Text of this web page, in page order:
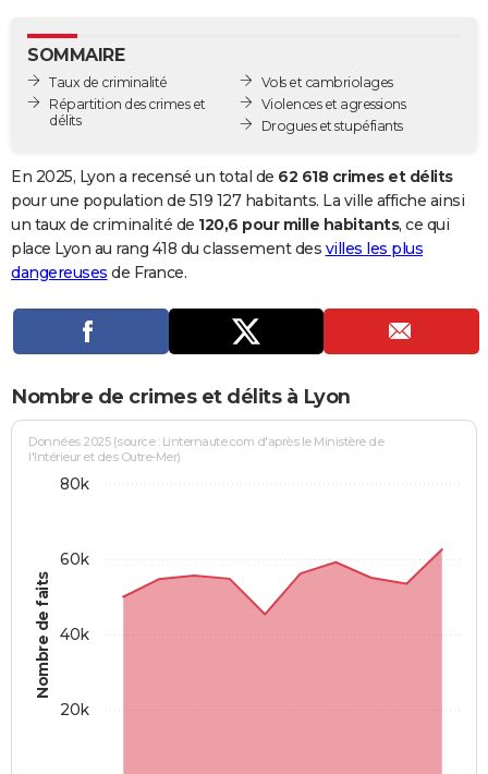
GUIDES D'ACHAT
BONS PLANS
Carte de Noël
Carte Bonne année
Carte Saint-Valentin
Carte Pâques
Carte d'anniversaire
DICTIONNAIRE
Dictionnaire
Biographies
Citations
Expressions
Proverbes
PROGRAMME TV
Se connecter
Entreprises
Service militaire
Avis de recherche
AVIS DE DÉCÈS
Bricolage
Lifestyle
Culture
Sport
Auto
Television
Voyage
Cinema
SOMMAIRE
Taux de criminalité
Répartition des crimes et
délits
Vols et cambriolages
Violences et agressions
Drogues et stupéfiants
En 2025, Lyon a recensé un total de 62 618 crimes et délits
pour une population de 519 127 habitants. La ville affiche ainsi
un taux de criminalité de 120,6 pour mille habitants, ce qui
place Lyon au rang 418 du classement des villes les plus
dangereuses de France.
Nombre de crimes et délits à Lyon
Nombre de faits
Données 2025 (source : Linternaute.com d'après le Ministère de
l'Intérieur et des Outre-Mer)
20k
40k
60k
80k